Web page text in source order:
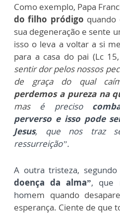
Como exemplo, Papa
do filho pródigo quando
sua degeneração e sente
isso o leva a voltar a si
para a casa do pai (Lc
sentir dor pelos nossos
de graça do qual
perdemos a pureza na
mas é preciso
perverso e isso pode
Jesus, que nos traz
ressurreição”.
A outra tristeza, segundo
doença da alma”, que
homem quando
esperança. Ciente de que